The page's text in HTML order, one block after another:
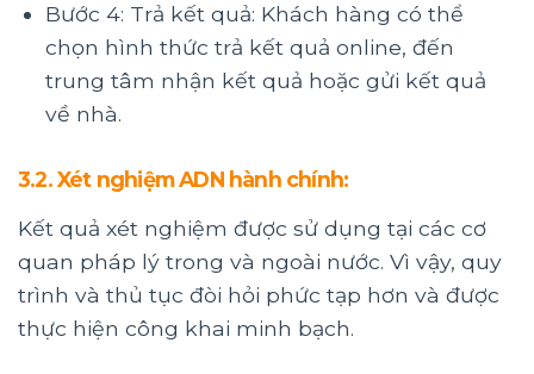
Bước 4: Trả kết quả: Khách hàng có thể
chọn hình thức trả kết quả online, đến
trung tâm nhận kết quả hoặc gửi kết quả
về nhà.
3.2. Xét nghiệm ADN hành chính:
Kết quả xét nghiệm được sử dụng tại các cơ
quan pháp lý trong và ngoài nước. Vì vậy, quy
trình và thủ tục đòi hỏi phức tạp hơn và được
thực hiện công khai minh bạch.